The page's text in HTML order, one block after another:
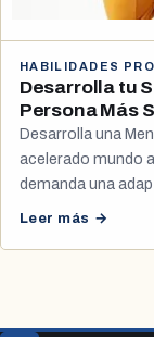
HABILIDADES
Desarrolla tu
Persona Más
Desarrolla una
acelerado mundo
demanda una
Leer más →